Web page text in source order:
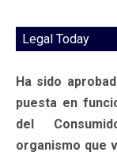
Legal Today
Ha sido
puesta en
del
organismo que